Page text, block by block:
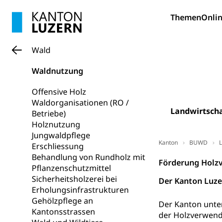
Themen
Wald
Waldnutzung
Offensive Holz
Waldorganisationen (RO /
Betriebe)
Holznutzung
Jungwaldpflege
Erschliessung
Behandlung von Rundholz mit
Pflanzenschutzmittel
Sicherheitsholzerei bei
Erholungsinfrastrukturen
Gehölzpflege an
Kantonsstrassen
Kanton BUWD
Förderung
Der Kanton
Der Kanton
der
AHV / IV
Inklusion im
Bücher,
Museen,